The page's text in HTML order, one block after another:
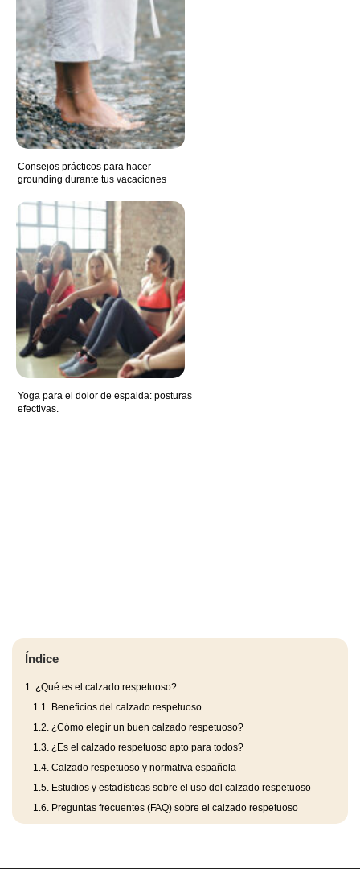
Consejos prácticos para hacer
grounding durante tus vacaciones
Yoga para el dolor de espalda: posturas
efectivas.
Índice
1. ¿Qué es el calzado respetuoso?
1.1. Beneficios del calzado respetuoso
1.2. ¿Cómo elegir un buen calzado respetuoso?
1.3. ¿Es el calzado respetuoso apto para todos?
1.4. Calzado respetuoso y normativa española
1.5. Estudios y estadísticas sobre el uso del calzado respetuoso
1.6. Preguntas frecuentes (FAQ) sobre el calzado respetuoso